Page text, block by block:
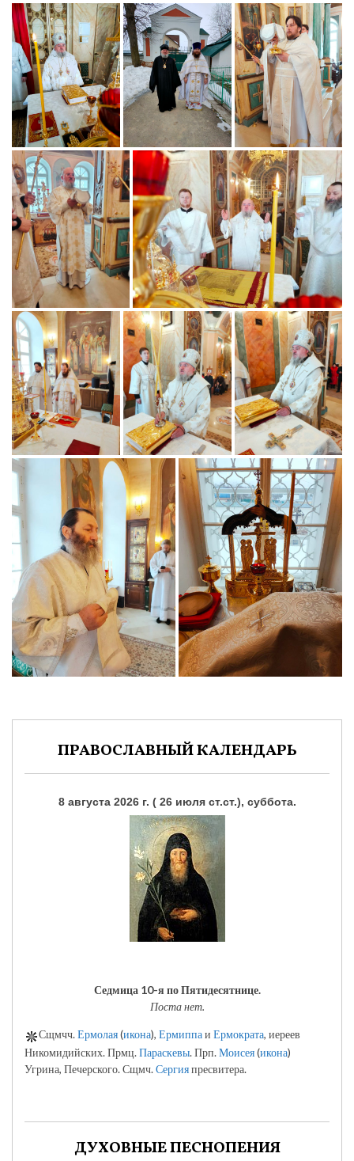
ПРАВОСЛАВНЫЙ КАЛЕНДАРЬ
8 августа 2026 г. ( 26 июля ст.ст.), суббота.
Седмица 10-я по Пятидесятнице.
Поста нет.
Сщмчч.Ермолая(икона), Ермиппаи Ермократа, иереев
Никомидийских. Прмц.Параскевы. Прп.Моисея(икона)
Угрина, Печерского. Сщмч.Сергияпресвитера.
ДУХОВНЫЕ ПЕСНОПЕНИЯ